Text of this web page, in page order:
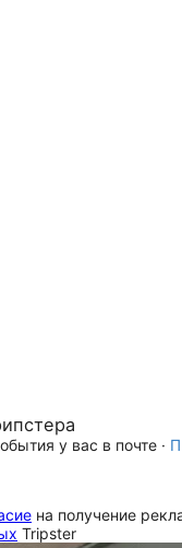
у вас в почте ·
на получение
Tripster